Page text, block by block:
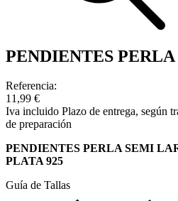
PENDIENTES
Referencia:
11,99 €
Iva incluido Plazo de entrega, según
de preparación
PENDIENTES PERLA SEMI
PLATA 925
Guía de Tallas